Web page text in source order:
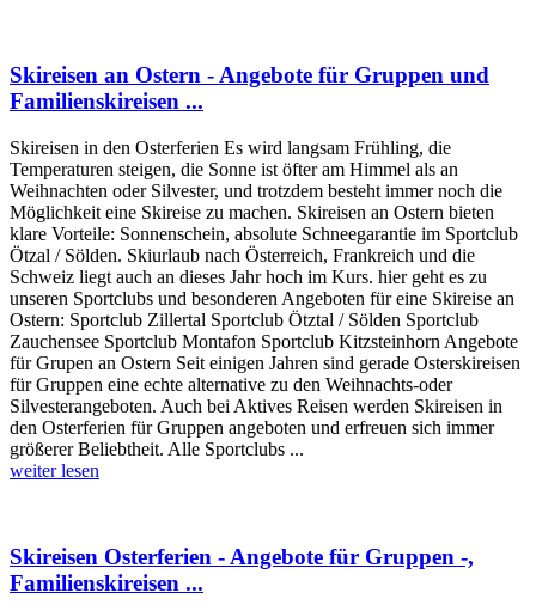
Skireisen an Ostern - Angebote für Gruppen und
Familienskireisen ...
Skireisen in den Osterferien Es wird langsam Frühling, die
Temperaturen steigen, die Sonne ist öfter am Himmel als an
Weihnachten oder Silvester, und trotzdem besteht immer noch die
Möglichkeit eine Skireise zu machen. Skireisen an Ostern bieten
klare Vorteile: Sonnenschein, absolute Schneegarantie im Sportclub
Ötzal / Sölden. Skiurlaub nach Österreich, Frankreich und die
Schweiz liegt auch an dieses Jahr hoch im Kurs. hier geht es zu
unseren Sportclubs und besonderen Angeboten für eine Skireise an
Ostern: Sportclub Zillertal Sportclub Ötztal / Sölden Sportclub
Zauchensee Sportclub Montafon Sportclub Kitzsteinhorn Angebote
für Grupen an Ostern Seit einigen Jahren sind gerade Osterskireisen
für Gruppen eine echte alternative zu den Weihnachts-oder
Silvesterangeboten. Auch bei Aktives Reisen werden Skireisen in
den Osterferien für Gruppen angeboten und erfreuen sich immer
größerer Beliebtheit. Alle Sportclubs ...
weiter lesen
Skireisen Osterferien - Angebote für Gruppen -,
Familienskireisen ...